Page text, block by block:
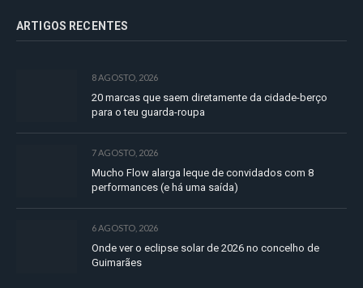
ARTIGOS RECENTES
8 AGOSTO, 2026
20 marcas que saem diretamente da cidade-berço
para o teu guarda-roupa
7 AGOSTO, 2026
Mucho Flow alarga leque de convidados com 8
performances (e há uma saída)
6 AGOSTO, 2026
Onde ver o eclipse solar de 2026 no concelho de
Guimarães